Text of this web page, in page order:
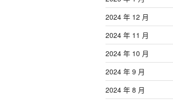
2024 年 12 月
2024 年 11 月
2024 年 10 月
2024 年 9 月
2024 年 8 月